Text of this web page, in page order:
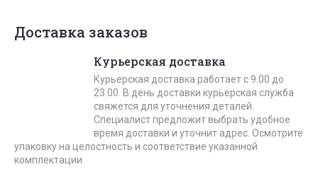
Доставка заказов
Курьерская доставка
Курьерская доставка работает с 9.00 до
23.00. В день доставки курьерская служба
свяжется для уточнения деталей.
Специалист предложит выбрать удобное
время доставки и уточнит адрес. Осмотрите
упаковку на целостность и соответствие указанной
комплектации.